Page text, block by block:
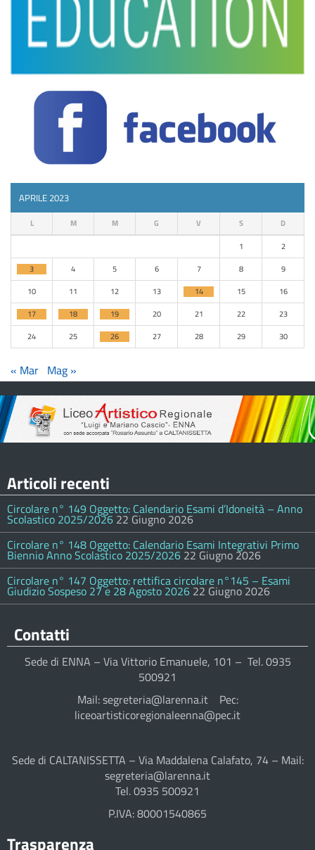
APRILE 2023
L M M G V S D
1
2
3
4 5 6 7 8
9
10
11 12 13 14 15
16
17
18 19 20 21 22
23
24
25 26 27 28 29 30
« Mar Mag »
Articoli recenti
Circolare n° 149 Oggetto: Calendario Esami d’Idoneità – Anno
Scolastico 2025/2026 22 Giugno 2026
Circolare n° 148 Oggetto: Calendario Esami Integrativi Primo
Biennio Anno Scolastico 2025/2026 22 Giugno 2026
Circolare n° 147 Oggetto: rettifica circolare n°145 – Esami
Giudizio Sospeso 27 e 28 Agosto 2026 22 Giugno 2026
Contatti
Sede di ENNA – Via Vittorio Emanuele, 101 – Tel. 0935
500921
Mail: segreteria@larenna.it Pec:
liceoartisticoregionaleenna@pec.it
Sede di CALTANISSETTA – Via Maddalena Calafato, 74 – Mail:
segreteria@larenna.it
Tel. 0935 500921
P.IVA: 80001540865
Trasparenza